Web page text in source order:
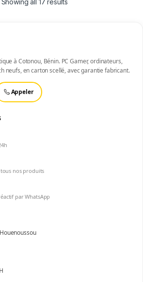
à Cotonou, Bénin. PC Gamer, ordinateurs,
neufs, en carton scellé, avec garantie fabricant.
Appeler
nos produits
par WhatsApp